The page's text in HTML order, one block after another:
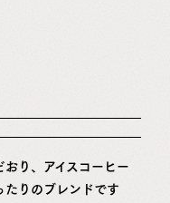
おり、アイスコーヒー
たりのブレンドです